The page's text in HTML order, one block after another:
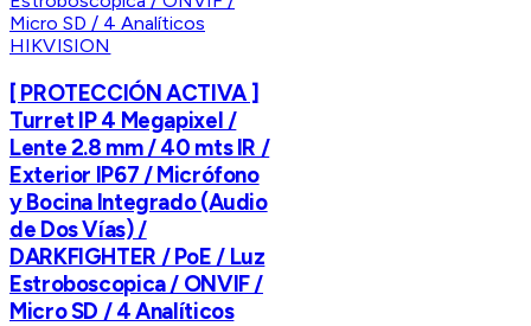
HIKVISION
[ PROTECCIÓN ACTIVA ]
Turret IP 4 Megapixel /
Lente 2.8 mm / 40 mts IR /
Exterior IP67 / Micrófono
y Bocina Integrado (Audio
de Dos Vías) /
DARKFIGHTER / PoE / Luz
Estroboscopica / ONVIF /
Micro SD / 4 Analíticos